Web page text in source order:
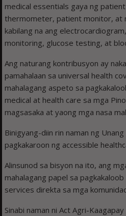
medical essentials gaya ng
thermometer, patient monitor, at
kabilang na ang
monitoring, glucose testing, at
Ang naturang kontribusyon ay
pamahalaan sa universal health
mahalagang aspeto sa
medical at health care sa mga
magsasaka at yaong mga nasa
Binigyang-diin rin naman ng
pagkakaroon ng accessible
Alinsunod sa bisyon na ito, ang
mahalagang papel sa
services direkta sa mga
Sinabi naman ni Act Agri-